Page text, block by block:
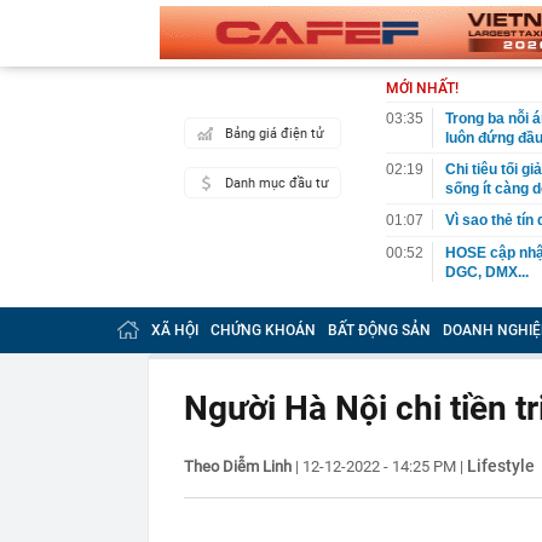
Bảng giá điện tử
Danh mục đầu tư
MỚI NHẤT!
03:35
Trong ba nỗi
luôn đứng
02:19
Chi tiêu tối
sống ít càng
01:07
Vì sao thẻ tín
00:52
HOSE cập
DGC, DMX...
00:12
Tiền lớn bất
phiếu Việt
00:05
Một doanh
00:04
Một yếu tố
sau bác sĩ
XÃ HỘI CHỨNG KHOÁN BẤT ĐỘNG SẢN DOANH
Người Hà Nội chi tiền
Theo Diễm Linh | 12-12-2022 - 14:25 PM | Lifestyle